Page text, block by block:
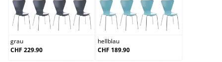
grau
grau
CHF 229.90
hellblau
hellblau
CHF 189.90